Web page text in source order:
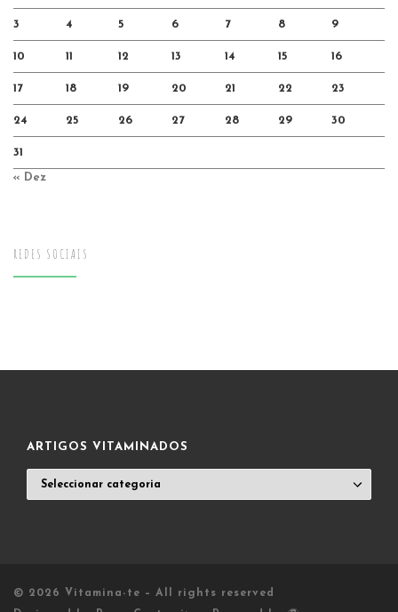
3 4 5 6 7 8 9
10 11 12 13 14 15 16
17 18 19 20 21 22 23
24 25 26 27 28 29 30
31
« Dez
REDES SOCIAIS
ARTIGOS VITAMINADOS
VITAMINADOS
© 2026 Vitamina-te – All rights reserved